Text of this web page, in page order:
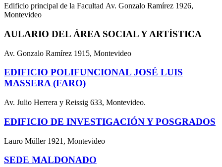
Edificio principal de la Facultad Av. Gonzalo Ramírez 1926,
Montevideo
AULARIO DEL ÁREA SOCIAL Y ARTÍSTICA
Av. Gonzalo Ramírez 1915, Montevideo
EDIFICIO POLIFUNCIONAL JOSÉ LUIS
MASSERA (FARO)
Av. Julio Herrera y Reissig 633, Montevideo.
EDIFICIO DE INVESTIGACIÓN Y POSGRADOS
Lauro Müller 1921, Montevideo
SEDE MALDONADO